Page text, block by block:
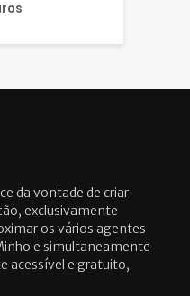
da vontade de criar
exclusivamente
os vários agentes
e simultaneamente
acessível e gratuito,